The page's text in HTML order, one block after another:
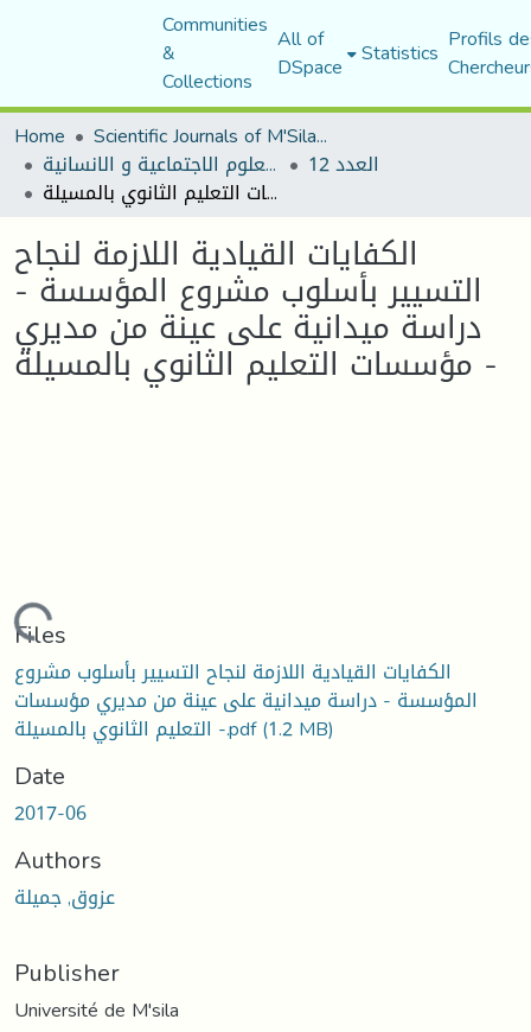
Communities
&
Collections
All of
DSpace Statistics Profils
Home
Scientific Journals of M'Sila University
مجلة العلوم الاجتماعية و الانسانية العدد 12
الكفايات القيادية اللازمة لنجاح التسيير بأسلوب مشروع المؤسسة - دراسة ميدانية على عينة من مديري مؤسسات التعليم الثانوي بالمسيلة -
الكفايات القيادية اللازمة لنجاح
التسيير بأسلوب مشروع المؤسسة -
دراسة ميدانية على عينة من مديري
مؤسسات التعليم الثانوي بالمسيلة -
Loading...
Files
الكفايات القيادية اللازمة لنجاح التسيير بأسلوب مشروع
المؤسسة - دراسة ميدانية على عينة من مديري مؤسسات
التعليم الثانوي بالمسيلة -.pdf(1.2 MB)
Date
2017-06
Authors
عزوق, جميلة
Publisher
Université de M'sila